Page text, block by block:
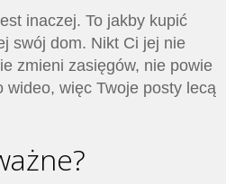
inaczej. To jakby kupić
swój dom. Nikt Ci jej nie
zmieni zasięgów, nie powie
wideo, więc Twoje posty lecą